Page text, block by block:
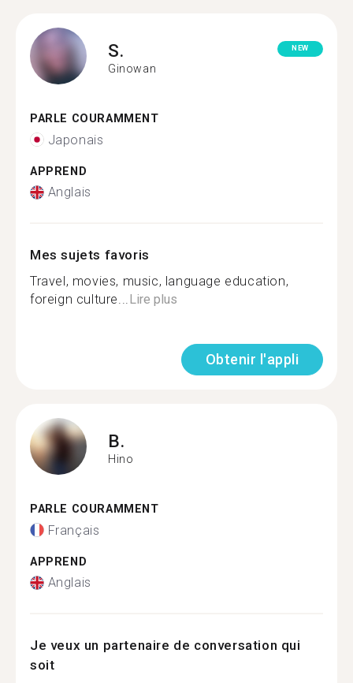
S.
Ginowan
NEW
PARLE COURAMMENT
Japonais
APPREND
Anglais
Mes sujets favoris
Travel, movies, music, language education,
foreign culture...Lire plus
Obtenir l'appli
B.
Hino
PARLE COURAMMENT
Français
APPREND
Anglais
Je veux un partenaire de conversation qui
soit